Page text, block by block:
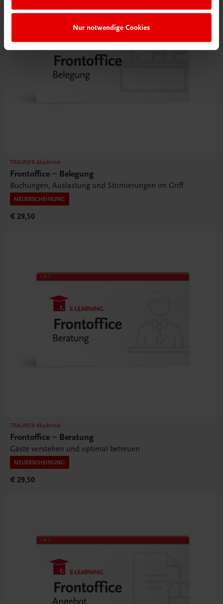
Nur notwendige Cookies
TRAUNER Akademie
Frontoffice – Belegung
Buchungen, Auslastung und Stornierungen im Griff
NEUERSCHEINUNG
€ 29,50
TRAUNER Akademie
Frontoffice – Beratung
Gäste verstehen und optimal betreuen
NEUERSCHEINUNG
€ 29,50